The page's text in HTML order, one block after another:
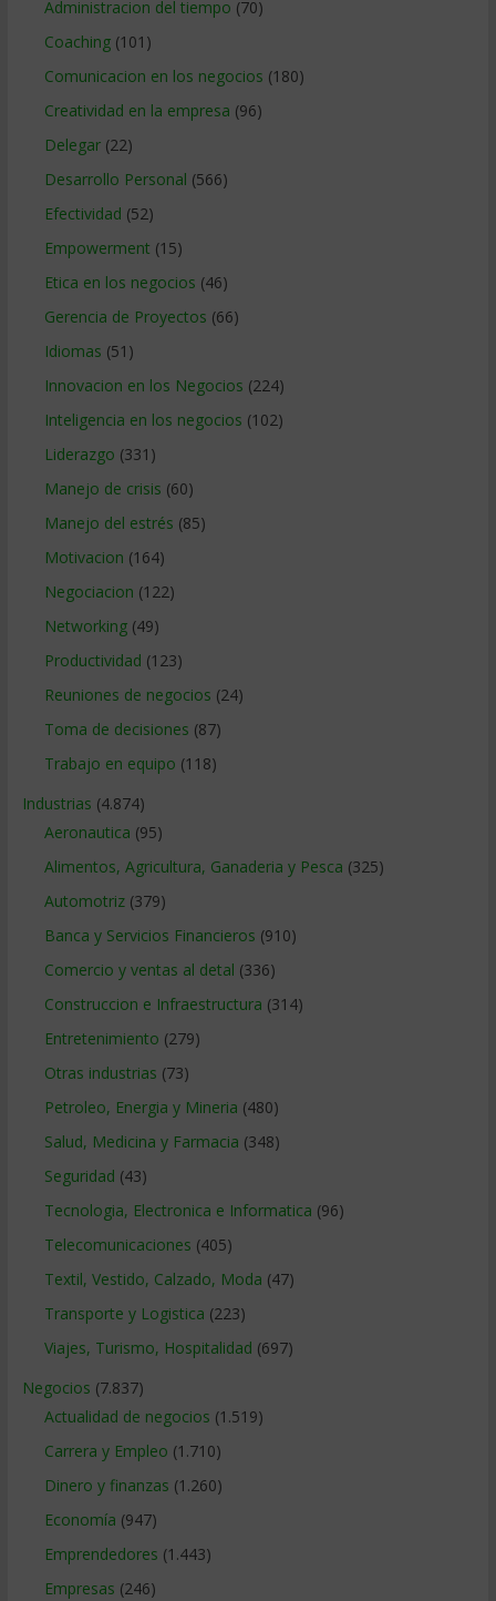
Administracion del tiempo (70)
Coaching(101)
Comunicacion en los negocios (180)
Creatividad en la empresa (96)
Delegar(22)
Desarrollo Personal (566)
Efectividad (52)
Empowerment (15)
Etica en los negocios (46)
Gerencia de Proyectos (66)
Idiomas (51)
Innovacion en los Negocios (224)
Inteligencia en los negocios (102)
Liderazgo (331)
Manejo de crisis (60)
Manejo del estrés (85)
Motivacion (164)
Negociacion (122)
Networking(49)
Productividad (123)
Reuniones de negocios (24)
Toma de decisiones (87)
Trabajo en equipo (118)
Industrias (4.874)
Aeronautica (95)
Alimentos, Agricultura, Ganaderia y Pesca (325)
Automotriz(379)
Banca y Servicios Financieros (910)
Comercio y ventas al detal (336)
Construccion e Infraestructura (314)
Entretenimiento (279)
Otras industrias (73)
Petroleo, Energia y Mineria (480)
Salud, Medicina y Farmacia (348)
Seguridad (43)
Tecnologia, Electronica e Informatica (96)
Telecomunicaciones (405)
Textil, Vestido, Calzado, Moda (47)
Transporte y Logistica (223)
Viajes, Turismo, Hospitalidad (697)
Negocios (7.837)
Actualidad de negocios (1.519)
Carrera y Empleo (1.710)
Dinero y finanzas (1.260)
Economía (947)
Emprendedores (1.443)
Empresas (246)